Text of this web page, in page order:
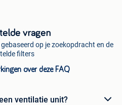
vragen
op je zoekopdracht en de
filters
over deze FAQ
ventilatie unit?